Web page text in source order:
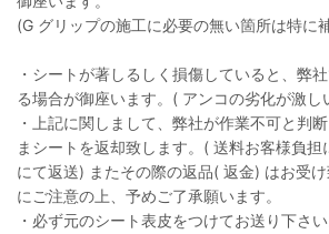
(G グリップの施工に必要の無い箇所は特に
・シートが著しるしく損傷していると、弊
る場合が御座います。( アンコの劣化が激し
・上記に関しまして、弊社が作業不可と判
まシートを返却致します。( 送料お客様負
にて返送) またその際の返品( 返金) はお受
にご注意の上、予めご了承願います。
・必ず元のシート表皮をつけてお送り下さ